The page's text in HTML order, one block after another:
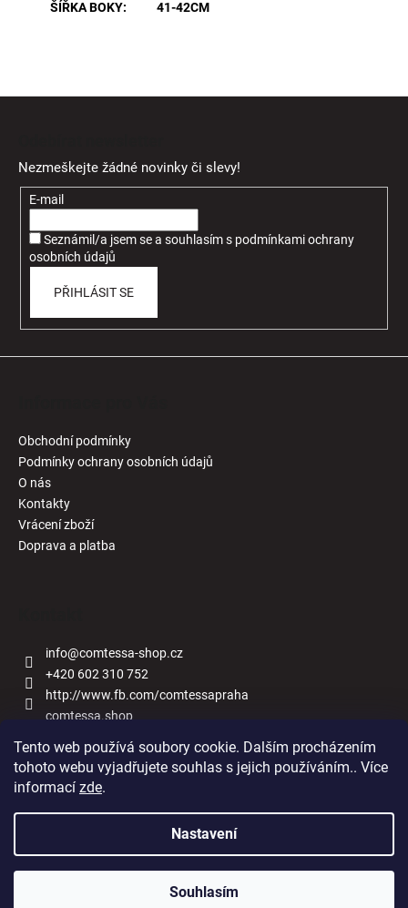
Tento web používá soubory cookie. Dalším procházením
tohoto webu vyjadřujete souhlas s jejich používáním.. Více
informací zde.
Nastavení
Souhlasím
ŠÍŘKA BOKY: 41-42CM
Nezmeškejte žádné novinky či slevy!
E-mail
Seznámil/a jsem se a souhlasíms podmínkami ochrany
osobních údajů
PŘIHLÁSIT SE
Obchodní podmínky
Podmínky ochrany osobních údajů
O nás
Kontakty
Vrácení zboží
Doprava a platba
info@comtessa-shop.cz
+420 602 310 752
http://www.fb.com/comtessapraha
comtessa.shop
Comtessa-shop.cz. Všechna práva vyhrazena.